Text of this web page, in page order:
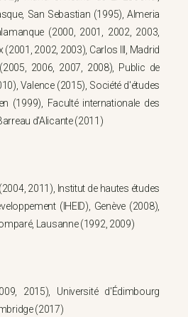
San Sebastian (1995), Almeria
(2000, 2001, 2002, 2003,
(2001, 2002, 2003), Carlos III, Madrid
2006, 2007, 2008), Public de
Valence (2015), Société d'études
(1999), Faculté internationale des
d'Alicante (2011)
2011), Institut de hautes études
(IHEID), Genève (2008),
Lausanne (1992, 2009)
2015), Université d'Édimbourg
(2017)